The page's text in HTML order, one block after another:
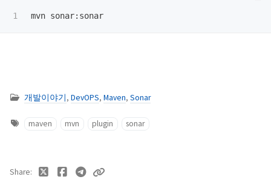
개발이야기, DevOPS, Maven, Sonar
maven mvn plugin sonar
Share